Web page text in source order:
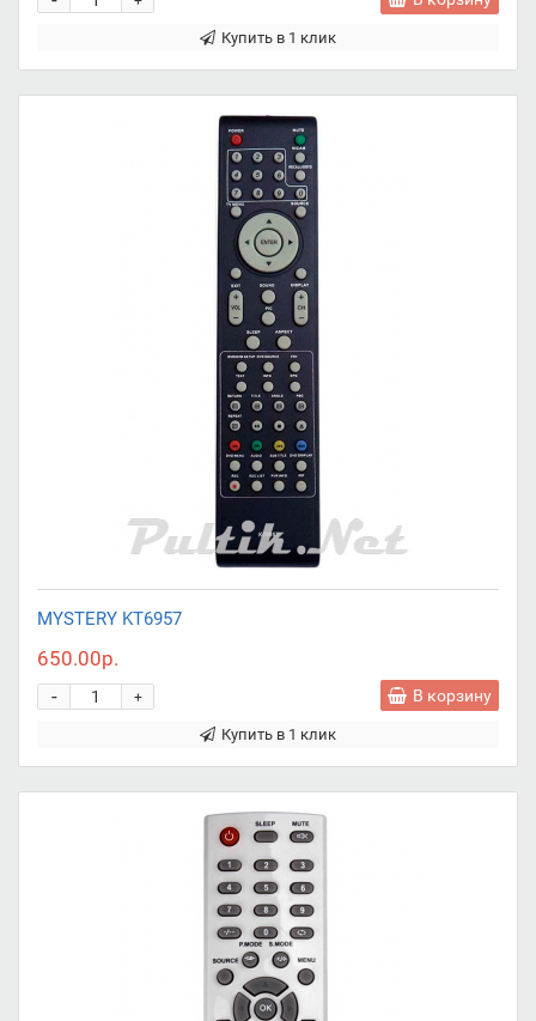
Купить в 1 клик
MYSTERY KT6957
650.00р.
+
- В корзину
Купить в 1 клик